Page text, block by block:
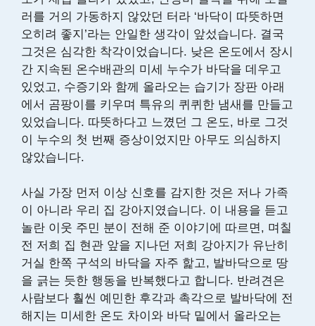
러를 거의 가동하지 않았던 터라 ‘바닥이 따뜻하면
오히려 좋지’라는 안일한 생각이 앞섰습니다. 결국
그것은 심각한 착각이었습니다. 낮은 온도에서 장시
간 지속된 온수배관의 미세 누수가 바닥을 데우고
있었고, 수증기와 함께 올라오는 습기가 장판 아래
에서 곰팡이를 키우며 특유의 퀴퀴한 냄새를 만들고
있었습니다. 따뜻하다고 느꼈던 그 온도, 바로 그것
이 누수의 첫 번째 증상이었지만 아무도 의심하지
않았습니다.
사실 가장 먼저 이상 신호를 감지한 것은 저나 가족
이 아니라 우리 집 강아지였습니다. 이 내용을 듣고
놀란 이웃 주민 분이 전해 준 이야기에 따르면, 며칠
전 저희 집 현관 앞을 지나던 저희 강아지가 유난히
거실 한쪽 구석의 바닥을 자주 핥고, 발바닥으로 땅
을 긁는 듯한 행동을 반복했다고 합니다. 반려견은
사람보다 훨씬 예민한 후각과 촉각으로 발바닥에 전
해지는 미세한 온도 차이와 바닥 밑에서 올라오는